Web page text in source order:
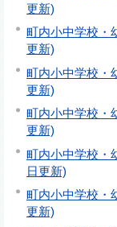
更新)
町内小中学校・
更新)
町内小中学校・
更新)
町内小中学校・
更新)
町内小中学校・
日更新)
町内小中学校・
更新)